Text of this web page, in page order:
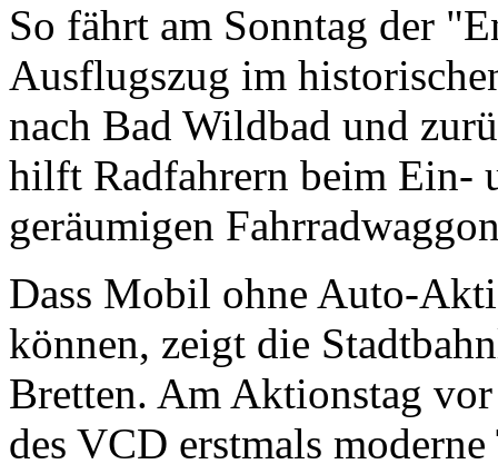
So fährt am Sonntag der
Ausflugszug im
nach Bad Wildbad und
hilft Radfahrern beim Ein-
geräumigen
Dass Mobil ohne Auto-
können, zeigt die
Bretten. Am Aktionstag
des VCD erstmals